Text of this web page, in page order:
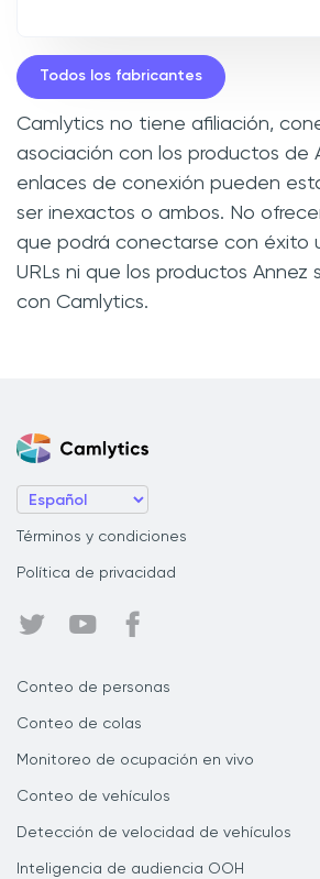
Todos los fabricantes
Camlytics no tiene afiliación,
asociación con los productos de
enlaces de conexión pueden
ser inexactos o ambos. No
que podrá conectarse con éxito
URLs ni que los productos Annez
con Camlytics.
Términos y condiciones
Política de privacidad
Conteo de personas
Conteo de colas
Monitoreo de ocupación en vivo
Conteo de vehículos
Detección de velocidad de vehículos
Inteligencia de audiencia OOH